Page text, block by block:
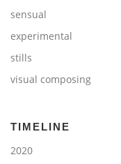
sensual
experimental
stills
visual composing
TIMELINE
2020